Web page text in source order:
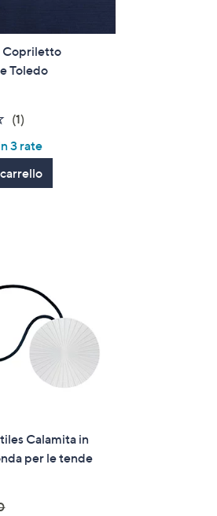
Copriletto
Toledo
1.0
5
Stars
(1)
3 rate
Calamita in
per le tende